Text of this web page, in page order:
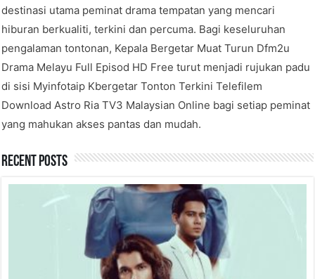
destinasi utama peminat drama tempatan yang mencari
hiburan berkualiti, terkini dan percuma. Bagi keseluruhan
pengalaman tontonan, Kepala Bergetar Muat Turun Dfm2u
Drama Melayu Full Episod HD Free turut menjadi rujukan padu
di sisi Myinfotaip Kbergetar Tonton Terkini Telefilem
Download Astro Ria TV3 Malaysian Online bagi setiap peminat
yang mahukan akses pantas dan mudah.
Recent Posts